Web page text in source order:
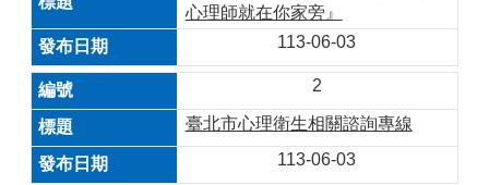
心理師就在你家旁』
113-06-03
2
臺北市心理衛生相關諮詢專線
113-06-03